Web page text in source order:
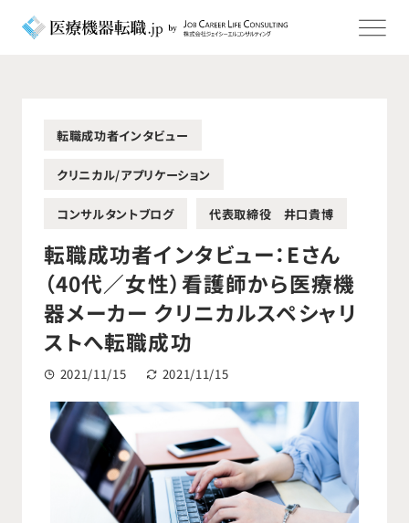
転職成功者インタビュー
クリニカル/アプリケーション
コンサルタントブログ 代表取締役 井口貴博
転職成功者インタビュー：Eさん
（40代／女性）看護師から医療機
器メーカー クリニカルスペシャリ
ストへ転職成功
2021/11/15 2021/11/15